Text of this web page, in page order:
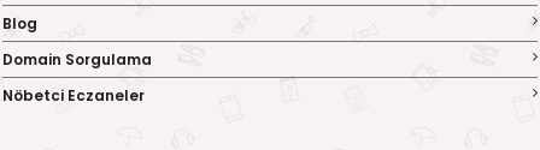
Blog
Domain Sorgulama
Nöbetci Eczaneler